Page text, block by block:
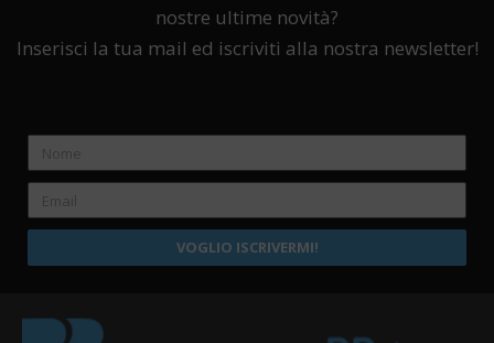
nostre ultime novità?
Inserisci la tua mail ed iscriviti alla nostra newsletter!
VOGLIO ISCRIVERMI!